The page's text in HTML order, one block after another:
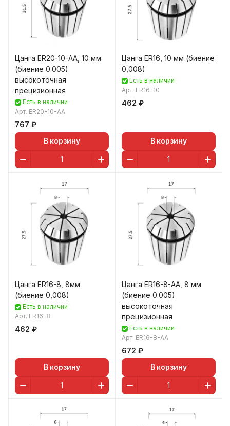
Цанга ER20-10-AA, 10 мм
(биение 0.005)
высокоточная
прецизионная
Есть в наличии
Арт. ER20-10-AA
767 ₽
В корзину
Цанга ER16, 10 мм (биение
0,008)
Есть в наличии
Арт. ER16-10
462 ₽
В корзину
Цанга ER16-8, 8мм
(биение 0,008)
Есть в наличии
Арт. ER16-8
462 ₽
В корзину
Цанга ER16-8-AA, 8 мм
(биение 0.005)
высокоточная
прецизионная
Есть в наличии
Арт. ER16-8-AA
672 ₽
В корзину